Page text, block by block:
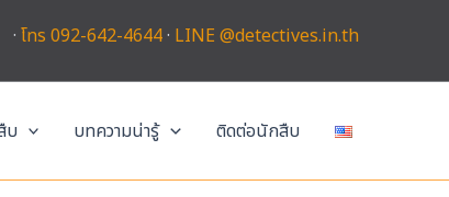
· โทร 092-642-4644· LINE @detectives.in.th
บ บทความน่ารู้ ติดต่อนักสืบ